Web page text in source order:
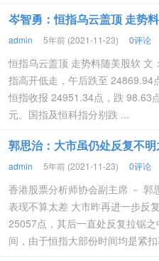
岑智勇：恒指乌云盖顶 走势
admin 5年前 (2021-11-23) 0评论
恒指乌云盖顶 走势料随美股软 文
指高开低走，午后跌至 24869.94
恒指收报 24951.34点，跌 98.63
元。国指及恒科指分别跌 ...
郭思治：大市虽仍处反复不
admin 5年前 (2021-11-23) 0评论
香港股票分析师协会副主席 － 郭
表现不算太差 大市昨再进一步反
25057点，其后一直处反复拉锯
间，由于恒指大部份时间均是紧